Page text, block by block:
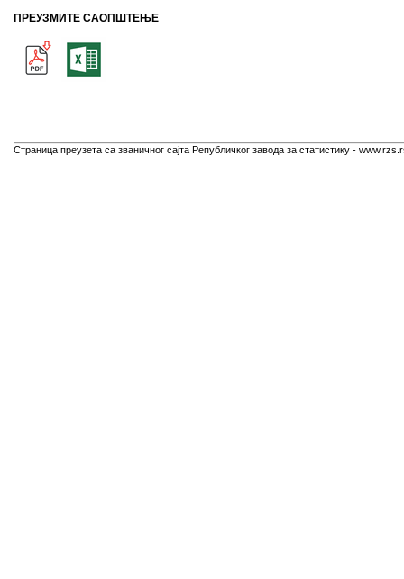
ПРЕУЗМИТЕ САОПШТЕЊЕ
Страница преузета са званичног сајта Републичког завода за статистику -